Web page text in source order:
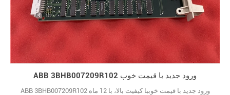
ABB 3BHB007209R102 ورود جدید با قیمت خوب
ABB 3BHB007209R102 ورود جدید با قیمت خوببا کیفیت بالا، با 12 ماه